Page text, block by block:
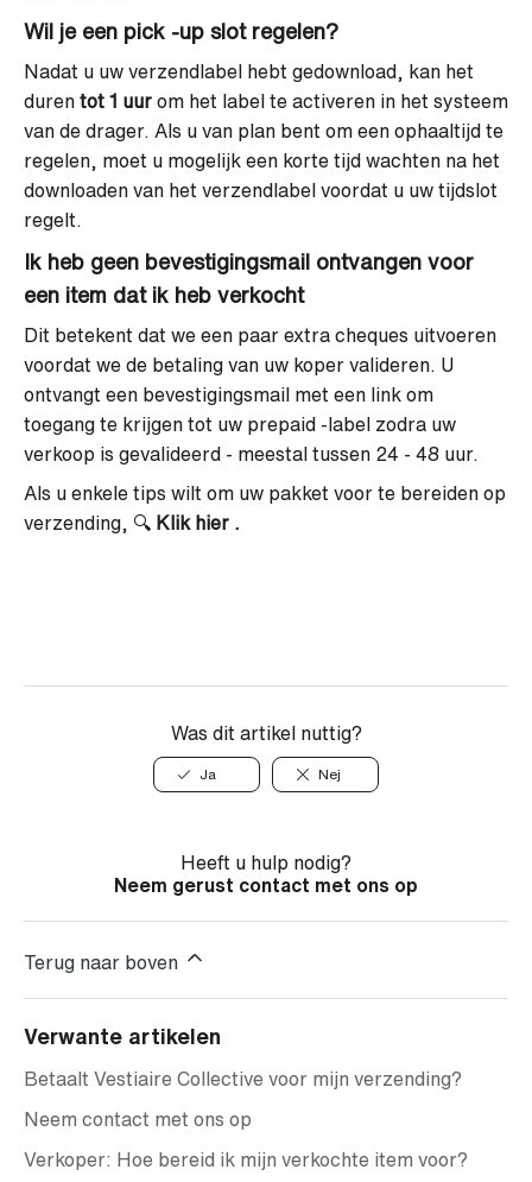
Wil je een pick -up slot regelen?
Nadat u uw verzendlabel hebt gedownload, kan het
duren tot 1 uur om het label te activeren in het systeem
van de drager. Als u van plan bent om een ​​ophaaltijd te
regelen, moet u mogelijk een korte tijd wachten na het
downloaden van het verzendlabel voordat u uw tijdslot
regelt.
Ik heb geen bevestigingsmail ontvangen voor
een item dat ik heb verkocht
Dit betekent dat we een paar extra cheques uitvoeren
voordat we de betaling van uw koper valideren. U
ontvangt een bevestigingsmail met een link om
toegang te krijgen tot uw prepaid -label zodra uw
verkoop is gevalideerd - meestal tussen 24 - 48 uur.
Als u enkele tips wilt om uw pakket voor te bereiden op
verzending, 🔍 Klik hier
Was dit artikel nuttig?
Ja Nej
Heeft u hulp nodig?
Neem gerust contact met ons op
Terug naar boven
Verwante artikelen
Betaalt Vestiaire Collective voor mijn verzending?
Neem contact met ons op
Verkoper: Hoe bereid ik mijn verkochte item voor?